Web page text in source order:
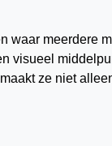
waar meerdere
visueel
ze niet